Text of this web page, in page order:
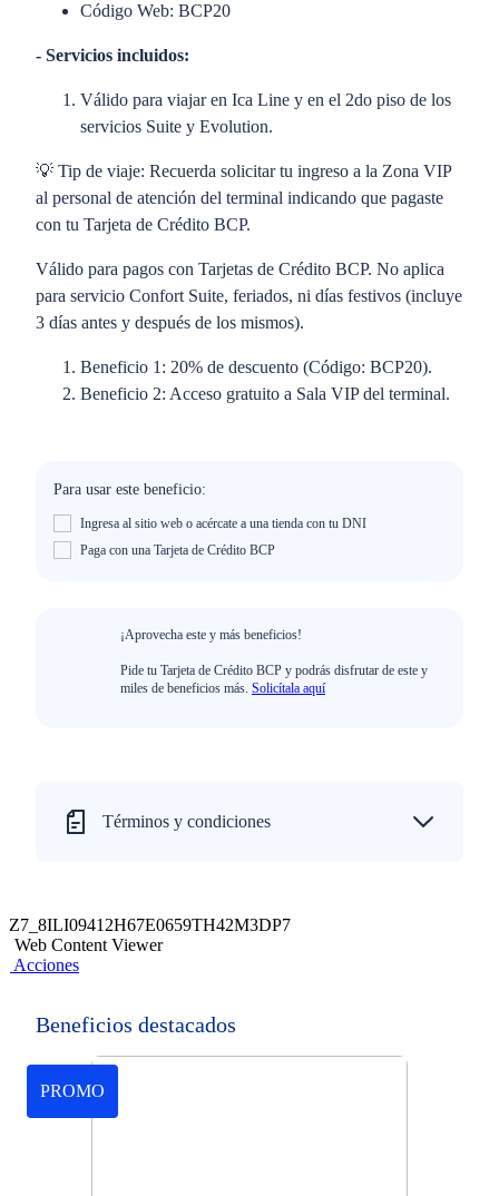
Código Web: BCP20
- Servicios incluidos:
Válido para viajar en Ica Line y en el 2do piso de los
servicios Suite y Evolution.
💡 Tip de viaje: Recuerda solicitar tu ingreso a la Zona VIP
al personal de atención del terminal indicando que pagaste
con tu Tarjeta de Crédito BCP.
Válido para pagos con Tarjetas de Crédito BCP. No aplica
para servicio Confort Suite, feriados, ni días festivos (incluye
3 días antes y después de los mismos).
Beneficio 1: 20% de descuento (Código: BCP20).
Beneficio 2: Acceso gratuito a Sala VIP del terminal.
Para usar este beneficio:
Ingresa al sitio web o acércate a una tienda con tu DNI
Paga con una Tarjeta de Crédito BCP
¡Aprovecha este y más beneficios!
Pide tu Tarjeta de Crédito BCP y podrás disfrutar de este y
miles de beneficios más. Solicítala aquí
Términos y condiciones
Z7_8ILI09412H67E0659TH42M3DP7
Web Content Viewer
Acciones
Beneficios destacados
PROMO